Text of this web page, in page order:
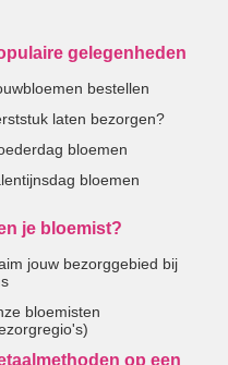
gelegenheden
bestellen
laten bezorgen?
bloemen
bloemen
je bloemist?
jouw bezorggebied bij
bloemisten
op een